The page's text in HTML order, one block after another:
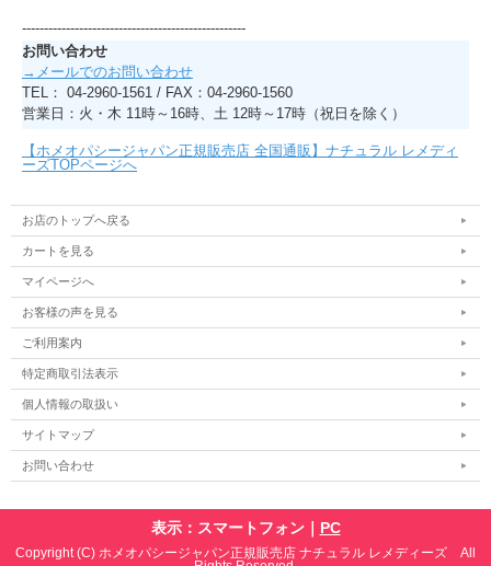
---------------------------------------------------
お問い合わせ
→メールでのお問い合わせ
TEL： 04-2960-1561 / FAX：04-2960-1560
営業日：火・木 11時～16時、土 12時～17時（祝日を除く）
【ホメオパシージャパン正規販売店 全国通販】ナチュラル レメディ
ーズTOPページへ
お店のトップへ戻る
カートを見る
マイページへ
お客様の声を見る
ご利用案内
特定商取引法表示
個人情報の取扱い
サイトマップ
お問い合わせ
表示：スマートフォン｜ PC
Copyright (C) ホメオパシージャパン正規販売店 ナチュラル レメディーズ All